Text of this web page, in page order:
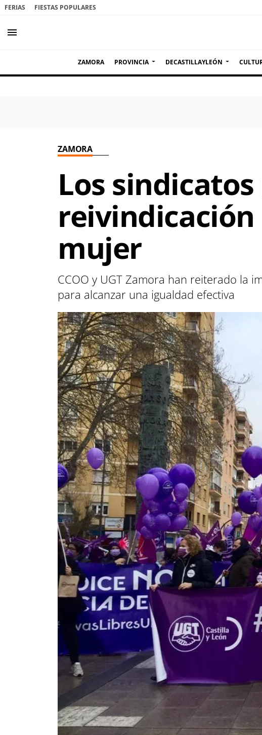
FERIAS FIESTAS POPULARES
menu
ZAMORA PROVINCIA DECASTILLAYLEÓN
ZAMORA
Los
reivindicación
mujer
CCOO y UGT Zamora han reiterado la
para alcanzar una igualdad efectiva